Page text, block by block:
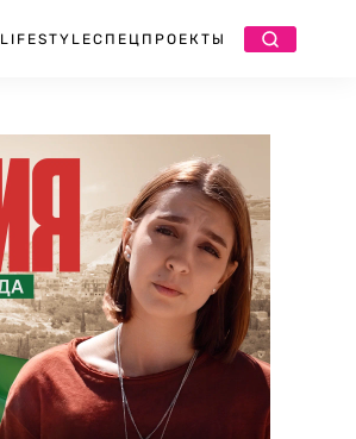
LIFESTYLEСПЕЦПРОЕКТЫ